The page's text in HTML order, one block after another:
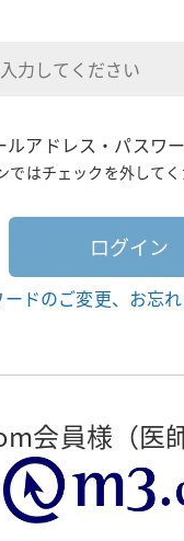
ルアドレス・パスワ
はチェックを外してく
ードのご変更、お忘
会員様（医